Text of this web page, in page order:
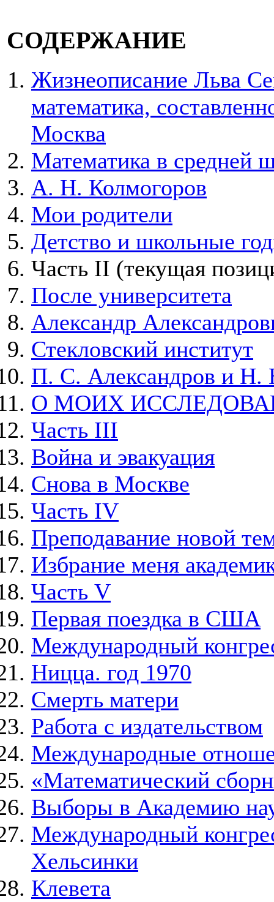
СОДЕРЖАНИЕ
Жизнеописание Льва
математика,
Москва
Математика в средней
А. Н. Колмогоров
Мои родители
Детство и школьные
Часть II (текущая
После университета
Александр
Стекловский институт
П. С. Александров и Н.
О МОИХ
Часть III
Война и эвакуация
Снова в Москве
Часть IV
Преподавание новой
Избрание меня
Часть V
Первая поездка в США
Международный
Ницца. год 1970
Смерть матери
Работа с издательством
Международные
«Математический
Выборы в Академию
Международный
Хельсинки
Клевета